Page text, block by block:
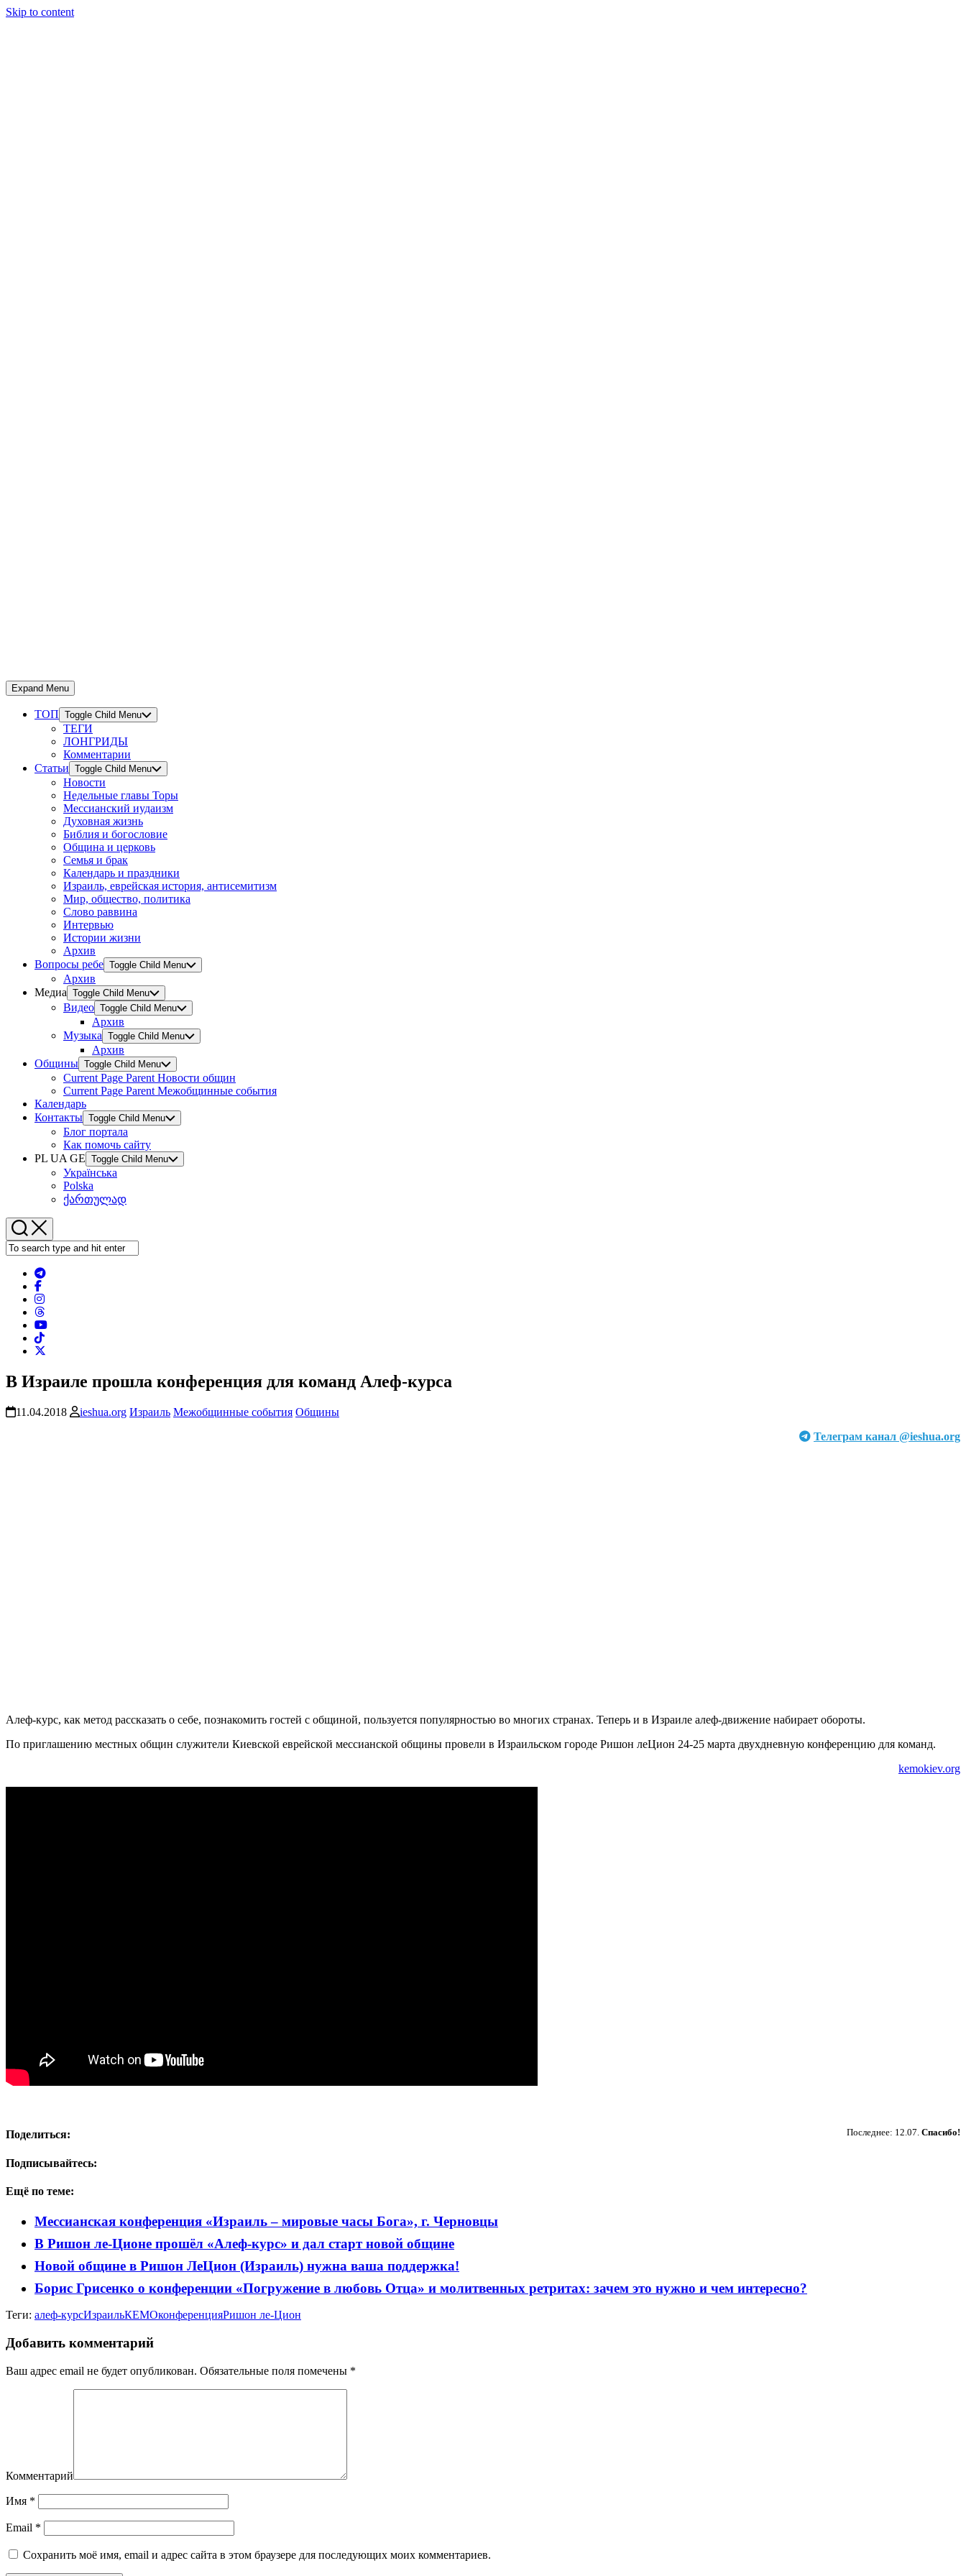
Skip to content
Expand Menu
ТОП Toggle Child Menu
ТЕГИ
ЛОНГРИДЫ
Комментарии
Статьи Toggle Child Menu
Новости
Недельные главы Торы
Мессианский иудаизм
Духовная жизнь
Библия и богословие
Община и церковь
Семья и брак
Календарь и праздники
Израиль, еврейская история, антисемитизм
Мир, общество, политика
Слово раввина
Интервью
Истории жизни
Архив
Вопросы ребе Toggle Child Menu
Архив
Медиа Toggle Child Menu
Видео Toggle Child Menu
Архив
Музыка Toggle Child Menu
Архив
Общины Toggle Child Menu
Current Page Parent Новости общин
Current Page Parent Межобщинные события
Календарь
Контакты Toggle Child Menu
Блог портала
Как помочь сайту
PL UA GE Toggle Child Menu
Українська
Polska
ქართულად
В Израиле прошла конференция для команд Алеф-курса
11.04.2018 ieshua.org Израиль Межобщинные события Общины
Телеграм канал @ieshua.org
Алеф-курс, как метод рассказать о себе, познакомить гостей с общиной, пользуется популярностью во многих странах. Теперь и в Израиле алеф-движение набирает обороты.
По приглашению местных общин служители Киевской еврейской мессианской общины провели в Израильском городе Ришон леЦион 24-25 марта двухдневную конференцию для команд.
kemokiev.org
Последнее: 12.07. Спасибо!
Поделиться:
Подписывайтесь:
Ещё по теме:
Мессианская конференция «Израиль – мировые часы Бога», г. Черновцы
В Ришон ле-Ционе прошёл «Алеф-курс» и дал старт новой общине
Новой общине в Ришон ЛеЦион (Израиль) нужна ваша поддержка!
Борис Грисенко о конференции «Погружение в любовь Отца» и молитвенных ретритах: зачем это нужно и чем интересно?
Теги: алеф-курсИзраильКЕМОконференцияРишон ле-Цион
Добавить комментарий
Ваш адрес email не будет опубликован. Обязательные поля помечены *
Комментарий
Имя *
Email *
Сохранить моё имя, email и адрес сайта в этом браузере для последующих моих комментариев.